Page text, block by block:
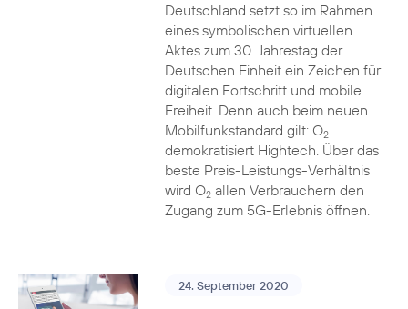
Deutschland setzt so im Rahmen
eines symbolischen virtuellen
Aktes zum 30. Jahrestag der
Deutschen Einheit ein Zeichen für
digitalen Fortschritt und mobile
Freiheit. Denn auch beim neuen
Mobilfunkstandard gilt: O2
demokratisiert Hightech. Über das
beste Preis-Leistungs-Verhältnis
wird O2allen Verbrauchern den
Zugang zum 5G-Erlebnis öffnen.
24. September 2020